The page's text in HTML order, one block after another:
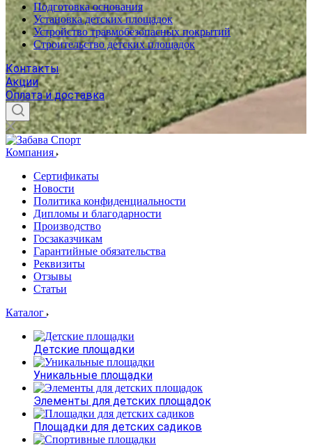
Подготовка основания
Установка детских площадок
Устройство травмобезопасных покрытий
Строительство детских площадок
Контакты
Акции
Оплата и доставка
Компания
Сертификаты
Новости
Политика конфиденциальности
Дипломы и благодарности
Производство
Госзаказчикам
Гарантийные обязательства
Реквизиты
Отзывы
Статьи
Каталог
Детские площадки
Уникальные площадки
Элементы для детских площадок
Площадки для детских садиков